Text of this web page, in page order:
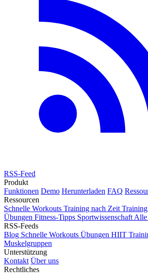
RSS-Feed
Produkt
Funktionen Demo Herunterladen FAQ
Ressourcen
Schnelle Workouts Training nach Zeit
Übungen Fitness-Tipps Sportwissenschaft Alle
RSS-Feeds
Blog Schnelle Workouts Übungen HIIT
Muskelgruppen
Unterstützung
Kontakt Über uns
Rechtliches